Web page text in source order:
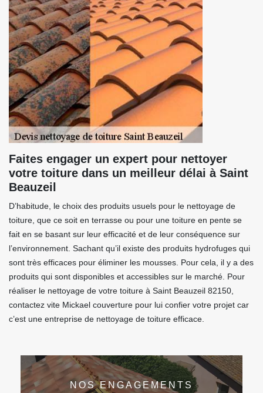
Faites engager un expert pour nettoyer
votre toiture dans un meilleur délai à Saint
Beauzeil
D’habitude, le choix des produits usuels pour le nettoyage de
toiture, que ce soit en terrasse ou pour une toiture en pente se
fait en se basant sur leur efficacité et de leur conséquence sur
l’environnement. Sachant qu’il existe des produits hydrofuges qui
sont très efficaces pour éliminer les mousses. Pour cela, il y a des
produits qui sont disponibles et accessibles sur le marché. Pour
réaliser le nettoyage de votre toiture à Saint Beauzeil 82150,
contactez vite Mickael couverture pour lui confier votre projet car
c’est une entreprise de nettoyage de toiture efficace.
NOS ENGAGEMENTS